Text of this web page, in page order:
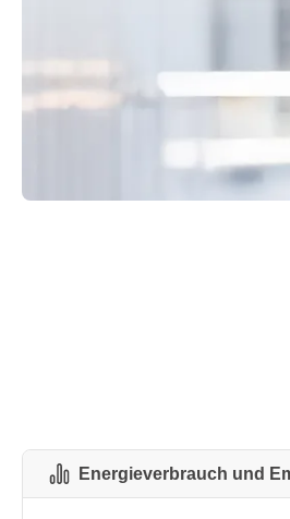
Energieverbrauch und